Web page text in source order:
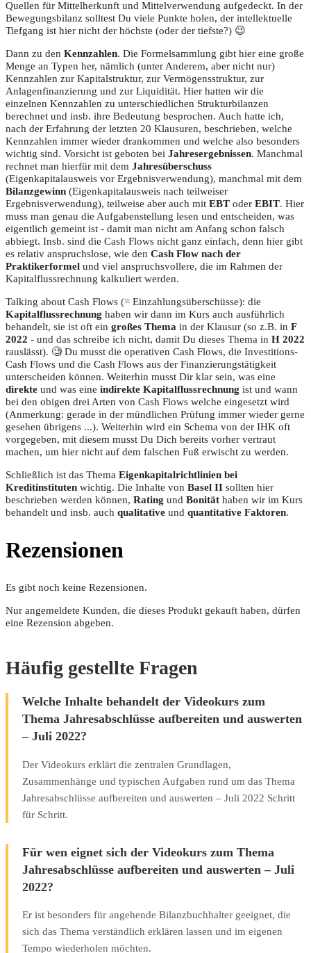
Quellen für Mittelherkunft und Mittelverwendung aufgedeckt. In der
Bewegungsbilanz solltest Du viele Punkte holen, der intellektuelle
Tiefgang ist hier nicht der höchste (oder der tiefste?) 😉
Dann zu den Kennzahlen. Die Formelsammlung gibt hier eine große
Menge an Typen her, nämlich (unter Anderem, aber nicht nur)
Kennzahlen zur Kapitalstruktur, zur Vermögensstruktur, zur
Anlagenfinanzierung und zur Liquidität. Hier hatten wir die
einzelnen Kennzahlen zu unterschiedlichen Strukturbilanzen
berechnet und insb. ihre Bedeutung besprochen. Auch hatte ich,
nach der Erfahrung der letzten 20 Klausuren, beschrieben, welche
Kennzahlen immer wieder drankommen und welche also besonders
wichtig sind. Vorsicht ist geboten bei Jahresergebnissen. Manchmal
rechnet man hierfür mit dem Jahresüberschuss
(Eigenkapitalausweis vor Ergebnisverwendung), manchmal mit dem
Bilanzgewinn (Eigenkapitalausweis nach teilweiser
Ergebnisverwendung), teilweise aber auch mit EBT oder EBIT. Hier
muss man genau die Aufgabenstellung lesen und entscheiden, was
eigentlich gemeint ist - damit man nicht am Anfang schon falsch
abbiegt. Insb. sind die Cash Flows nicht ganz einfach, denn hier gibt
es relativ anspruchslose, wie den Cash Flow nach der
Praktikerformel und viel anspruchsvollere, die im Rahmen der
Kapitalflussrechnung kalkuliert werden.
Talking about Cash Flows (= Einzahlungsüberschüsse): die
Kapitalflussrechnung haben wir dann im Kurs auch ausführlich
behandelt, sie ist oft ein großes Thema in der Klausur (so z.B. in F
2022 - und das schreibe ich nicht, damit Du dieses Thema in H 2022
rauslässt). 🧐 Du musst die operativen Cash Flows, die Investitions-
Cash Flows und die Cash Flows aus der Finanzierungstätigkeit
unterscheiden können. Weiterhin musst Dir klar sein, was eine
direkte und was eine indirekte Kapitalflussrechnung ist und wann
bei den obigen drei Arten von Cash Flows welche eingesetzt wird
(Anmerkung: gerade in der mündlichen Prüfung immer wieder gerne
gesehen übrigens ...). Weiterhin wird ein Schema von der IHK oft
vorgegeben, mit diesem musst Du Dich bereits vorher vertraut
machen, um hier nicht auf dem falschen Fuß erwischt zu werden.
Schließlich ist das Thema Eigenkapitalrichtlinien bei
Kreditinstituten wichtig. Die Inhalte von Basel II sollten hier
beschrieben werden können, Rating und Bonität haben wir im Kurs
behandelt und insb. auch qualitative und quantitative Faktoren.
Rezensionen
Es gibt noch keine Rezensionen.
Nur angemeldete Kunden, die dieses Produkt gekauft haben, dürfen
eine Rezension abgeben.
Häufig gestellte Fragen
Welche Inhalte behandelt der Videokurs zum
Thema Jahresabschlüsse aufbereiten und auswerten
– Juli 2022?
Der Videokurs erklärt die zentralen Grundlagen,
Zusammenhänge und typischen Aufgaben rund um das Thema
Jahresabschlüsse aufbereiten und auswerten – Juli 2022 Schritt
für Schritt.
Für wen eignet sich der Videokurs zum Thema
Jahresabschlüsse aufbereiten und auswerten – Juli
2022?
Er ist besonders für angehende Bilanzbuchhalter geeignet, die
sich das Thema verständlich erklären lassen und im eigenen
Tempo wiederholen möchten.